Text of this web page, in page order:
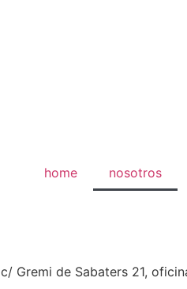
home nosotros
c/ Gremi de Sabaters 21,